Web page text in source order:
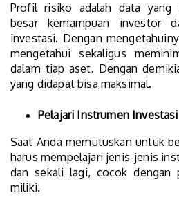
Profil risiko adalah data yang
besar kemampuan investor
investasi. Dengan
mengetahui sekaligus
dalam tiap aset. Dengan
yang didapat bisa maksimal.
Pelajari Instrumen
Saat Anda memutuskan untuk
harus mempelajari jenis-jenis
dan sekali lagi, cocok dengan
miliki.